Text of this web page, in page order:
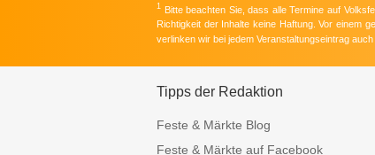
1
Bitte beachten Sie, dass alle Termine auf
Richtigkeit der Inhalte keine Haftung. Vor einem
verlinken wir bei jedem Veranstaltungseintrag
Tipps der Redaktion
Feste & Märkte Blog
Feste & Märkte auf Facebook